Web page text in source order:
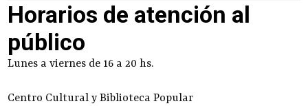
Horarios de atención al
público
Lunes a viernes de 16 a 20 hs.
Centro Cultural y Biblioteca Popular